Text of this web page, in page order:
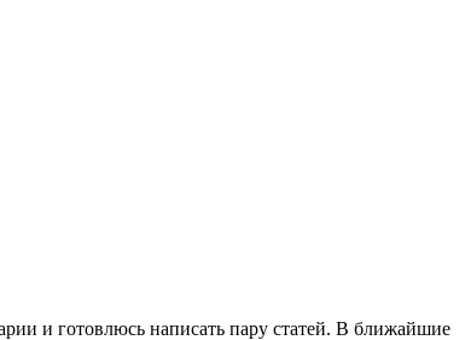
и готовлюсь написать пару статей. В ближайшие